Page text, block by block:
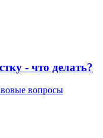
- что делать?
вопросы